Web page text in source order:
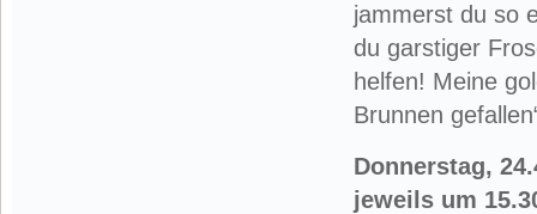
jammerst du so
du garstiger
helfen! Meine
Brunnen
Donnerstag,
jeweils um